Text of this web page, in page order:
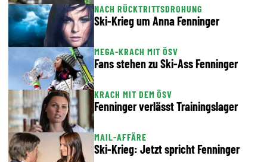
NACH RÜCKTRITTSDROHUNG
Ski-Krieg um Anna Fenninger
MEGA-KRACH MIT ÖSV
Fans stehen zu Ski-Ass Fenninger
KRACH MIT DEM ÖSV
Fenninger verlässt Trainingslager
MAIL-AFFÄRE
Ski-Krieg: Jetzt spricht Fenninger